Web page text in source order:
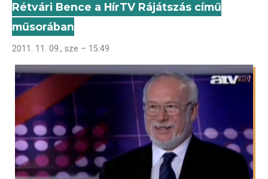
Rétvári Bence a HírTV Rájátszás című
műsorában
2011. 11. 09., sze – 15:49